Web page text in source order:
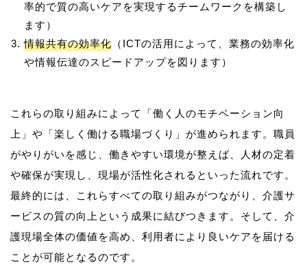
率的で質の高いケアを実現するチームワークを構築し
ます）
情報共有の効率化 （ICTの活用によって、業務の効率化
や情報伝達のスピードアップを図ります）
これらの取り組みによって「働く人のモチベーション向
上」や「楽しく働ける職場づくり」が進められます。職員
がやりがいを感じ、働きやすい環境が整えば、人材の定着
や確保が実現し、現場が活性化されるといった流れです。
最終的には、これらすべての取り組みがつながり、介護サ
ービスの質の向上という成果に結びつきます。そして、介
護現場全体の価値を高め、利用者により良いケアを届ける